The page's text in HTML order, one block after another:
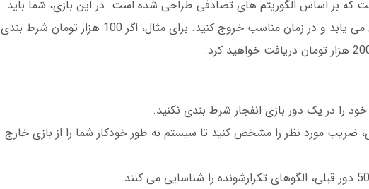
بر اساس الگوریتم های تصادفی طراحی شده است. در این بازی، شما باید
پیش بینی کنید که ضریب شرط بندی تا چه حد افزایش می یابد و در زمان مناسب خروج کنید. برای مثال، اگر 100 هزار تومان شرط بندی
ضریب مورد نظر را مشخص کنید تا سیستم به طور خودکار شما را از بازی خارج